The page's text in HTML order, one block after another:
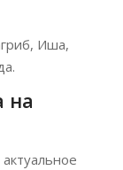
Иша,
на